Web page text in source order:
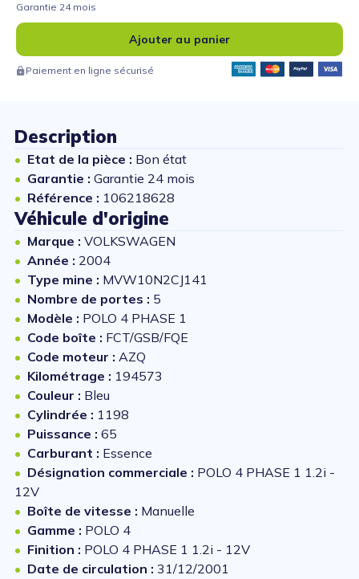
Garantie 24 mois
Ajouter au panier
Paiement en ligne sécurisé
Description
Etat de la pièce : Bon état
Garantie : Garantie 24 mois
Référence : 106218628
Véhicule d'origine
Marque : VOLKSWAGEN
Année : 2004
Type mine : MVW10N2CJ141
Nombre de portes : 5
Modèle : POLO 4 PHASE 1
Code boîte : FCT/GSB/FQE
Code moteur : AZQ
Kilométrage : 194573
Couleur : Bleu
Cylindrée : 1198
Puissance : 65
Carburant : Essence
Désignation commerciale : POLO 4 PHASE 1 1.2i -
12V
Boîte de vitesse : Manuelle
Gamme : POLO 4
Finition : POLO 4 PHASE 1 1.2i - 12V
Date de circulation : 31/12/2001